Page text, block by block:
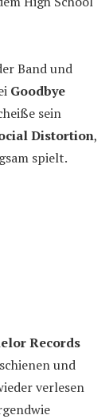
Band und
Goodbye
sein
Distortion,
spielt.
Records
und
verlesen